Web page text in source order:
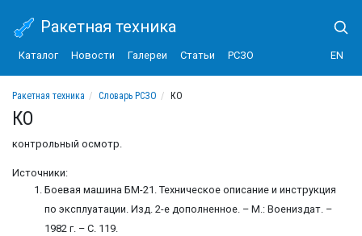
Ракетная техника
Каталог Новости Галереи Статьи РСЗО EN
Ракетная техника Словарь РСЗО КО
КО
контрольный осмотр.
Источники:
Боевая машина БМ-21. Техническое описание и инструкция
по эксплуатации. Изд. 2-е дополненное. – М.: Воениздат. –
1982 г. – С. 119.